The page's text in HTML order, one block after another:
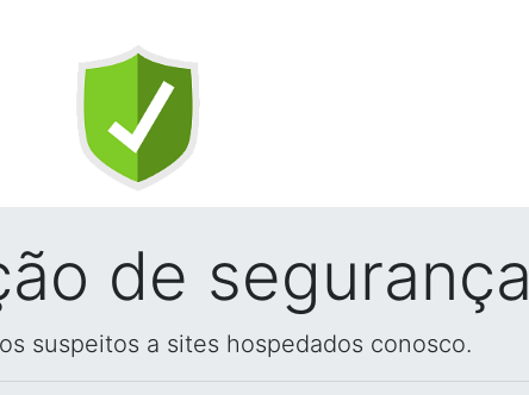
de segurança
suspeitos a sites hospedados conosco.